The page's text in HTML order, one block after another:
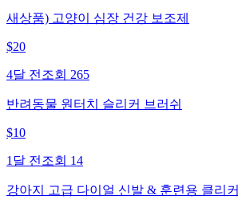
새상품) 고양이 심장 건강 보조제
$20
4달 전 조회 265
반려동물 원터치 슬리커 브러쉬
$10
1달 전 조회 14
강아지 고급 다이얼 신발 & 훈련용 클리커